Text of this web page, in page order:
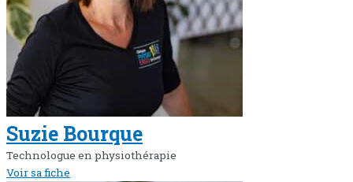
Suzie Bourque
Technologue en physiothérapie
Voir sa fiche